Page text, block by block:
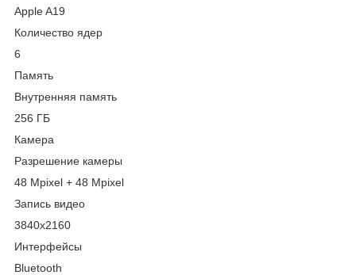
Apple A19
Количество ядер
6
Память
Внутренняя память
256 ГБ
Камера
Разрешение камеры
48 Mpixel + 48 Mpixel
Запись видео
3840x2160
Интерфейсы
Bluetooth